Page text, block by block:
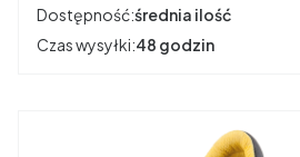
Dostępność:średnia ilość
Czas wysyłki:48 godzin